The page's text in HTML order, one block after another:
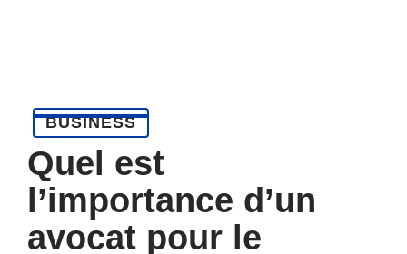
BUSINESS
Quel est
l’importance d’un
avocat pour le